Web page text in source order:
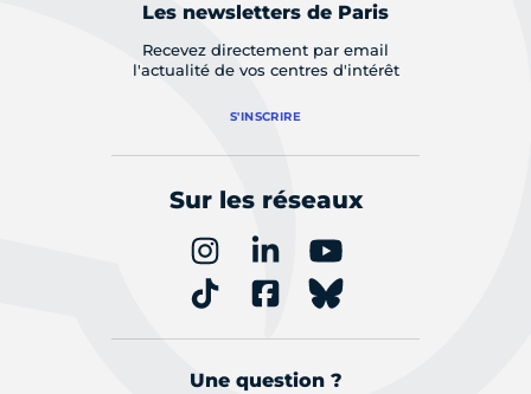
Les newsletters de Paris
Recevez directement par email
l'actualité de vos centres d'intérêt
S'INSCRIRE
Sur les réseaux
Une question ?